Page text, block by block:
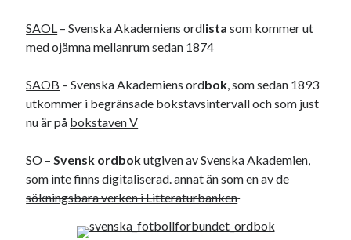
SAOL – Svenska Akademiens ordlista som kommer ut
med ojämna mellanrum sedan 1874
SAOB – Svenska Akademiens ordbok , som sedan 1893
utkommer i begränsade bokstavsintervall och som just
nu är på bokstaven V
SO – Svensk ordbokutgiven av Svenska Akademien,
som inte finns digitaliserad.annat än som en av de
sökningsbara verken i Litteraturbanken